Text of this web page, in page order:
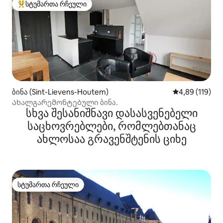
სტუმართა რჩეული მოწინავე ვარიანტი
სტუმართა რჩეული
ბინა (Sint-Lievens-Houtem) საშუალო
4,89 (119)
Ახალგარემონტებული ბინა.
სხვა შესანიშნავი დასასვენებელი
საცხოვრებლები, რომლებთანაც
ახლოსაა გრავენშტენის ციხე
სტუმართა რჩეული
სტუმართა რჩეული